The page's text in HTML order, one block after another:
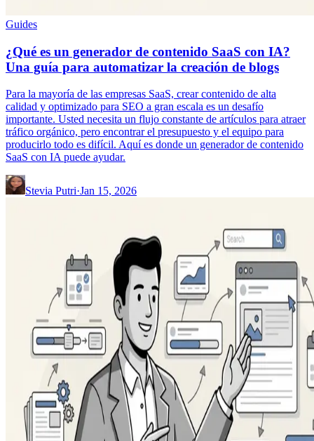
Guides
¿Qué es un generador de contenido SaaS con IA?
Una guía para automatizar la creación de blogs
Para la mayoría de las empresas SaaS, crear contenido de alta
calidad y optimizado para SEO a gran escala es un desafío
importante. Usted necesita un flujo constante de artículos para atraer
tráfico orgánico, pero encontrar el presupuesto y el equipo para
producirlo todo es difícil. Aquí es donde un generador de contenido
SaaS con IA puede ayudar.
Stevia Putri·Jan 15, 2026